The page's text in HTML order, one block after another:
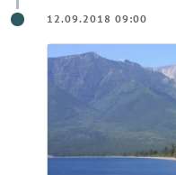
12.09.2018 09:00